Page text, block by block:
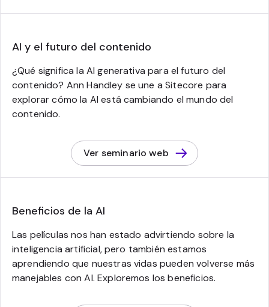
AI y el futuro del contenido
¿Qué significa la AI generativa para el futuro del
contenido? Ann Handley se une a Sitecore para
explorar cómo la AI está cambiando el mundo del
contenido.
Ver seminario web
Beneficios de la AI
Las películas nos han estado advirtiendo sobre la
inteligencia artificial, pero también estamos
aprendiendo que nuestras vidas pueden volverse más
manejables con AI. Exploremos los beneficios.